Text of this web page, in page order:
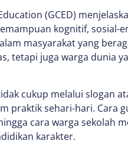
(GCED)
kognitif, sosial-
masyarakat yang
tetapi juga warga dunia
cukup melalui slogan
praktik sehari-hari. Cara
cara warga sekolah
karakter.